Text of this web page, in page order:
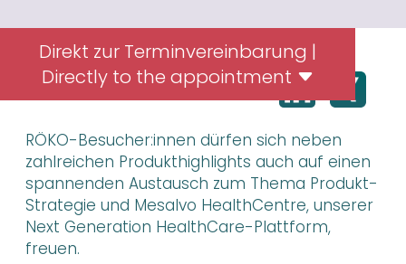
Direkt zur Terminvereinbarung |
Directly to the appointment
Beitrag teilen
RÖKO-Besucher:innen dürfen sich neben
zahlreichen Produkthighlights auch auf einen
spannenden Austausch zum Thema Produkt-
Strategie und Mesalvo HealthCentre, unserer
Next Generation HealthCare-Plattform,
freuen.